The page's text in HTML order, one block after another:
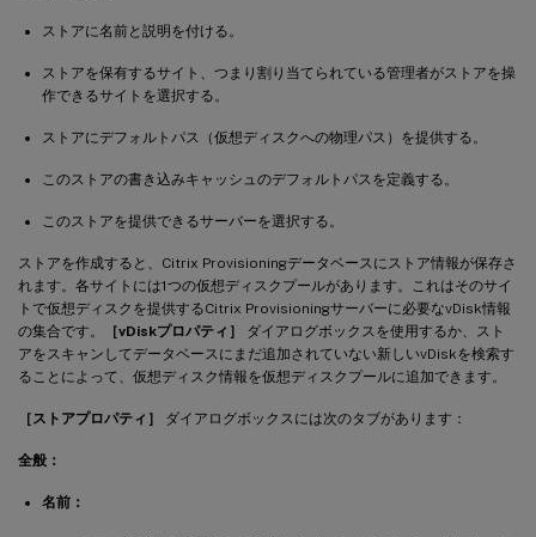
ストアに名前と説明を付ける。
ストアを保有するサイト、つまり割り当てられている管理者がストアを操
作できるサイトを選択する。
ストアにデフォルトパス（仮想ディスクへの物理パス）を提供する。
このストアの書き込みキャッシュのデフォルトパスを定義する。
このストアを提供できるサーバーを選択する。
ストアを作成すると、Citrix Provisioningデータベースにストア情報が保存さ
れます。各サイトには1つの仮想ディスクプールがあります。これはそのサイ
トで仮想ディスクを提供するCitrix Provisioningサーバーに必要なvDisk情報
の集合です。
［vDiskプロパティ］
ダイアログボックスを使用するか、スト
アをスキャンしてデータベースにまだ追加されていない新しいvDiskを検索す
ることによって、仮想ディスク情報を仮想ディスクプールに追加できます。
［ストアプロパティ］ ダイアログボックスには次のタブがあります：
全般：
名前：